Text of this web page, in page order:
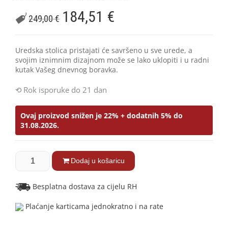
249,00€ 184,51 €
Uredska stolica pristajati će savršeno u sve urede, a
svojim iznimnim dizajnom može se lako uklopiti i u radni
kutak Vašeg dnevnog boravka.
Rok isporuke do 21 dan
Ovaj proizvod snižen je 22% + dodatnih 5% do
31.08.2026.
Dodaj u košaricu
Besplatna dostava za cijelu RH
Plaćanje karticama jednokratno i na rate